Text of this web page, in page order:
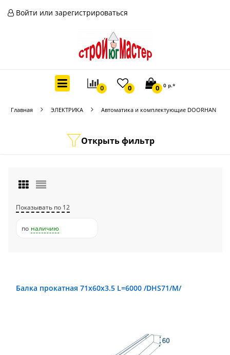
Войти или зарегистрироваться
0 0 0 0 р.*
Главная ЭЛЕКТРИКА Автоматика и комплектующие DOORHAN
Открыть фильтр
Показывать по 12
по наличию
Балка прокатная 71х60х3.5 L=6000 /DHS71/М/